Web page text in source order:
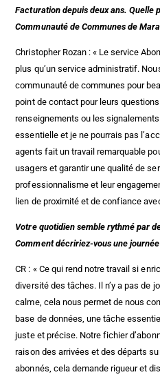
Facturation depuis deux ans. Quelle
Communauté de Communes de
Christopher Rozan : « Le service
plus qu’un service administratif.
communauté de communes pour
point de contact pour leurs
renseignements ou les
essentielle et je ne pourrais pas
agents fait un travail remarquable
usagers et garantir une qualité de
professionnalisme et leur
lien de proximité et de confiance
Votre quotidien semble rythmé par
Comment décririez-vous une
CR : « Ce qui rend notre travail si
diversité des tâches. Il n’y a pas de
calme, cela nous permet de nous
base de données, une tâche
juste et précise. Notre fichier
raison des arrivées et des départs
abonnés, cela demande rigueur et